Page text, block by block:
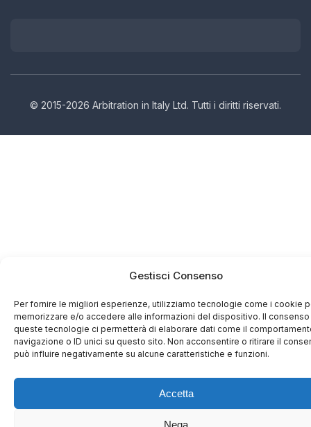
Gestisci Consenso
Per fornire le migliori esperienze, utilizziamo tecnologie come i cookie
memorizzare e/o accedere alle informazioni del dispositivo. Il consenso
queste tecnologie ci permetterà di elaborare dati come il
navigazione o ID unici su questo sito. Non acconsentire o ritirare il
può influire negativamente su alcune caratteristiche e funzioni.
Accetta
Nega
© 2015-2026 Arbitration in Italy Ltd. Tutti i diritti riservati.